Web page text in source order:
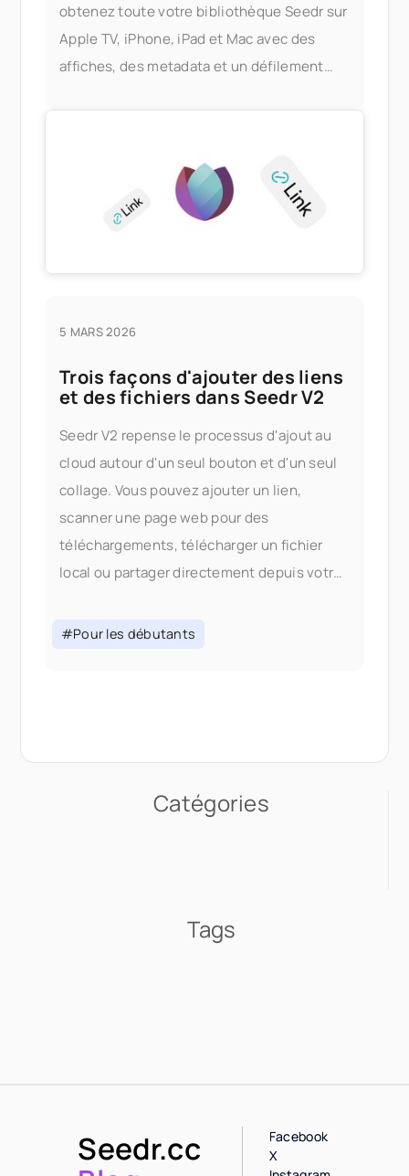
obtenez toute votre bibliothèque Seedr sur
Apple TV, iPhone, iPad et Mac avec des
affiches, des metadata et un défilement
5 MARS 2026
Trois façons d'ajouter des liens
et des fichiers dans Seedr V2
Seedr V2 repense le processus d'ajout au
cloud autour d'un seul bouton et d'un seul
collage. Vous pouvez ajouter un lien,
scanner une page web pour des
téléchargements, télécharger un fichier
local ou partager directement depuis votre
Pourquoi nous avons changé le processus
#Pour les débutants
Catégories
Tags
Seedr.cc
Facebook
X